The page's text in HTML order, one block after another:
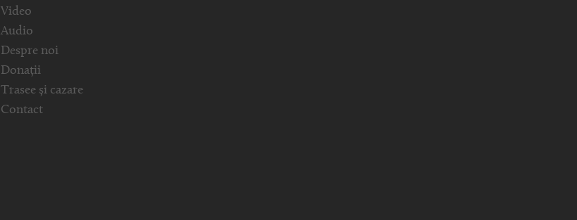
Video
Audio
Despre noi
Donații
Trasee și cazare
Contact